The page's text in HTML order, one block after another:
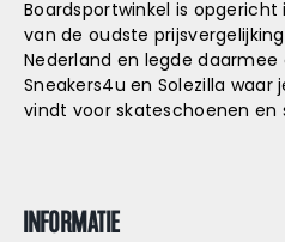
Boardsportwinkel is opgericht
van de oudste
Nederland en legde daarmee
Sneakers4u en Solezilla waar
vindt voor skateschoenen en
INFORMATIE